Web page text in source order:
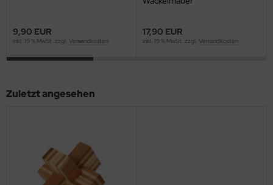
9,90 EUR
inkl. 19 % MwSt. zzgl. Versandkosten
17,90 EUR
inkl. 19 % MwSt. zzgl. Versandkosten
Zuletzt angesehen